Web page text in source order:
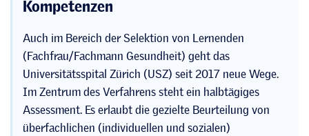
Auch im Bereich der Selektion von Lernenden
(Fachfrau/Fachmann Gesundheit) geht das
Universitätsspital Zürich (USZ) seit 2017 neue Wege.
Im Zentrum des Verfahrens steht ein halbtägiges
Assessment. Es erlaubt die gezielte Beurteilung von
überfachlichen (individuellen und sozialen)